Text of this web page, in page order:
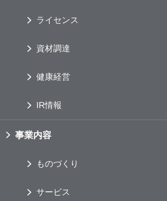
ライセンス
資材調達
健康経営
IR情報
事業内容
ものづくり
サービス